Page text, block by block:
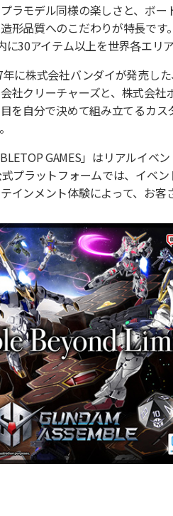
ラモデル同様の楽しさと、ボ
形品質へのこだわりが特長で
30アイテム以上を世界各エリア
年に株式会社バンダイが発売し
社クリーチャーズと、株式会
を自分で決めて組み立てるカ
GAMES」はリアルイベ
プラットフォームでは、イベ
インメント体験によって、お客